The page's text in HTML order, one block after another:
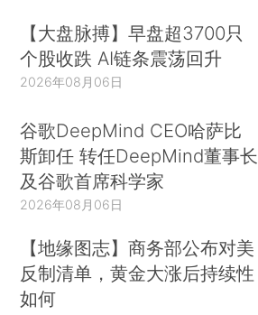
【大盘脉搏】早盘超3700只
个股收跌 AI链条震荡回升
2026年08月06日
谷歌DeepMind CEO哈萨比
斯卸任 转任DeepMind董事长
及谷歌首席科学家
2026年08月06日
【地缘图志】商务部公布对美
反制清单，黄金大涨后持续性
如何